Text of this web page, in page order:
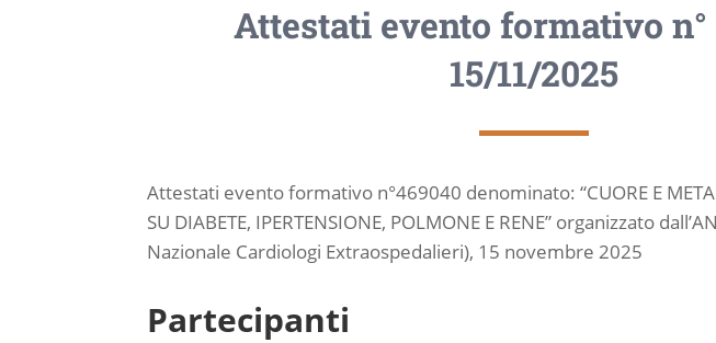
Attestati evento formativo n°
15/11/2025
Attestati evento formativo n°469040 denominato: “CUORE E
SU DIABETE, IPERTENSIONE, POLMONE E RENE” organizzato
Nazionale Cardiologi Extraospedalieri), 15 novembre 2025
Partecipanti